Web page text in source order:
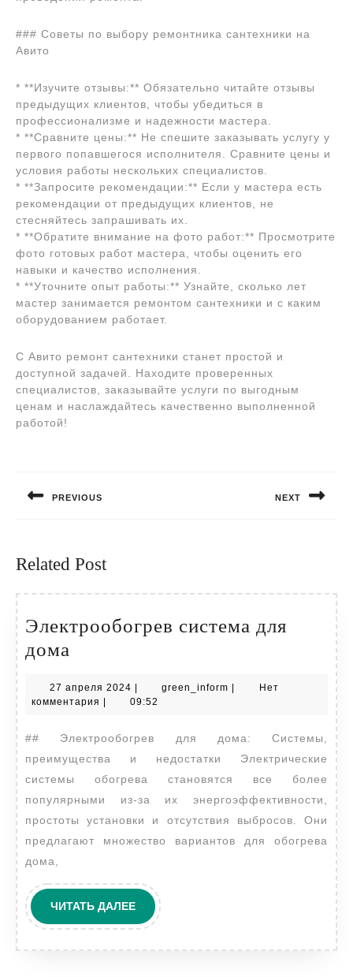
### Советы по выбору ремонтника сантехники на
Авито
* **Изучите отзывы:** Обязательно читайте отзывы
предыдущих клиентов, чтобы убедиться в
профессионализме и надежности мастера.
* **Сравните цены:** Не спешите заказывать услугу у
первого попавшегося исполнителя. Сравните цены и
условия работы нескольких специалистов.
* **Запросите рекомендации:** Если у мастера есть
рекомендации от предыдущих клиентов, не
стесняйтесь запрашивать их.
* **Обратите внимание на фото работ:** Просмотрите
фото готовых работ мастера, чтобы оценить его
навыки и качество исполнения.
* **Уточните опыт работы:** Узнайте, сколько лет
мастер занимается ремонтом сантехники и с каким
оборудованием работает.
С Авито ремонт сантехники станет простой и
доступной задачей. Находите проверенных
специалистов, заказывайте услуги по выгодным
ценам и наслаждайтесь качественно выполненной
работой!
записям
PREVIOUS NEXT
Related Post
Электрообогрев система для
дома
для
27 апреля 2024 27
апреля
green_inform green_inform
Нет
комментария
09:52
## Электрообогрев для дома: Системы,
преимущества и недостатки Электрические
системы обогрева становятся все более
популярными из-за их энергоэффективности,
простоты установки и отсутствия выбросов. Они
предлагают множество вариантов для обогрева
дома,
ЧИТАТЬ ДАЛЕЕЧИТАТЬ
ДАЛЕЕ